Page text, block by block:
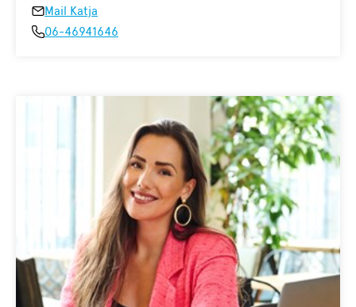
Mail Katja
06-46941646